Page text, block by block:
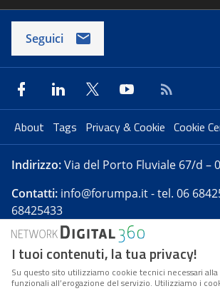
Seguici
About Tags Privacy & Cookie Cookie
Indirizzo:Via del Porto Fluviale 67/d –
Contatti: info@forumpa.it- tel. 06
68425433
Forumpa.itè una pubblicazione
presso Registro della stampa del
Reg. n. 182 del 2 maggio 2008 -
I tuoi contenuti, la tua privacy!
Su questo sito utilizziamo cookie tecnici necessari
funzionali all’erogazione del servizio. Utilizziamo i